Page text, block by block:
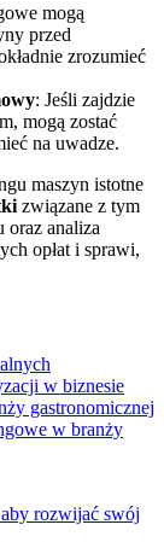
mogą
przed
zrozumieć
: Jeśli zajdzie
mogą zostać
na uwadze.
maszyn istotne
związane z tym
oraz analiza
opłat i sprawi,
w biznesie
gastronomicznej
w branży
rozwijać swój